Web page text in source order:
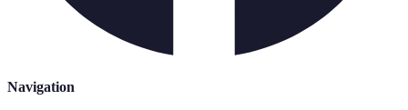
Navigation